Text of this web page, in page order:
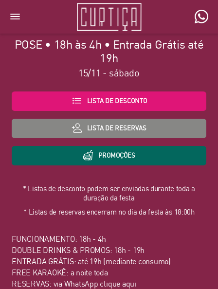
POSE • 18h às 4h • Entrada Grátis até
19h
15/11 - sábado
LISTA DE DESCONTO
LISTA DE RESERVAS
PROMOÇÕES
* Listas de desconto podem ser enviadas durante toda a
duração da festa
* Listas de reservas encerram no dia da festa às 18:00h
FUNCIONAMENTO: 18h - 4h
DOUBLE DRINKS & PROMOS: 18h - 19h
ENTRADA GRÁTIS: até 19h (mediante consumo)
FREE KARAOKÊ: a noite toda
RESERVAS: via WhatsApp clique aqui